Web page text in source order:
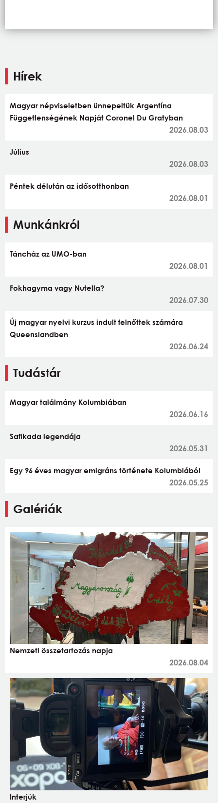
Hírek
Magyar népviseletben ünnepeltük Argentína
Függetlenségének Napját Coronel Du Gratyban
2026.08.03
Július
2026.08.03
Péntek délután az idősotthonban
2026.08.01
Munkánkról
Táncház az UMO-ban
2026.08.01
Fokhagyma vagy Nutella?
2026.07.30
Új magyar nyelvi kurzus indult felnőttek számára
Queenslandben
2026.06.24
Tudástár
Magyar találmány Kolumbiában
2026.06.16
Safikada legendája
2026.05.31
Egy 96 éves magyar emigráns története Kolumbiából
2026.05.25
Galériák
Nemzeti összetartozás napja
2026.08.04
Interjúk